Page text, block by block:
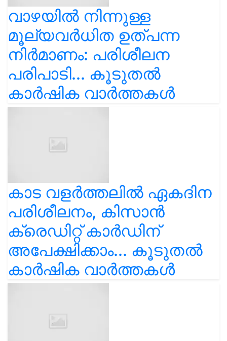
വാഴയിൽ നിന്നുള്ള
മൂല്യവർധിത ഉത്പന്ന
നിർമാണം: പരിശീലന
പരിപാടി... കൂടുതൽ
കാർഷിക വാർത്തകൾ
കാട വളര്‍ത്തലിൽ ഏകദിന
പരിശീലനം, കിസാൻ
ക്രെഡിറ്റ് കാർഡിന്
അപേക്ഷിക്കാം... കൂടുതൽ
കാർഷിക വാർത്തകൾ